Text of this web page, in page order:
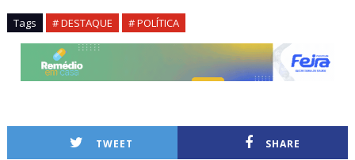
Tags # DESTAQUE # POLÍTICA
TWEET SHARE